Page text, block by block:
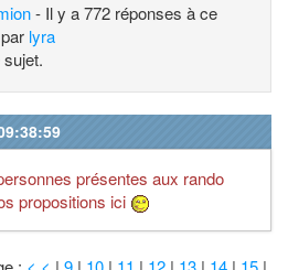
- Il y a 772 réponses à ce
lyra
présentes aux rando
propositions ici